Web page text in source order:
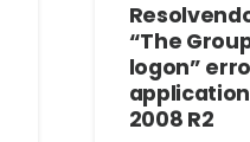
“The
logon”
2008 R2